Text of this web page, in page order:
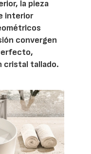
la pieza
interior
convergen
cristal tallado.